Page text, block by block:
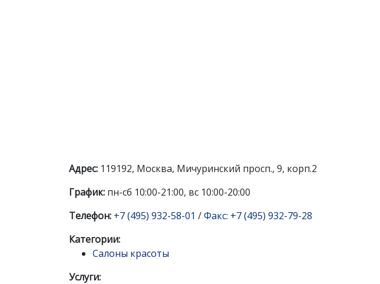
Адрес: 119192, Москва, Мичуринский просп., 9, корп.2
График: пн-сб 10:00-21:00, вс 10:00-20:00
Телефон: +7 (495) 932-58-01 /Факс: +7 (495) 932-79-28
Категории:
Салоны красоты
Услуги: